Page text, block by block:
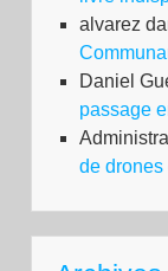
alvarez
Daniel
passage
de